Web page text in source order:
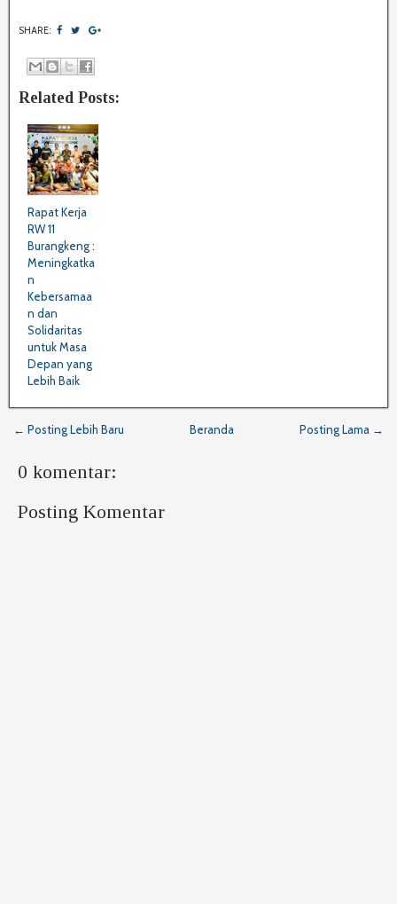
SHARE:
Related Posts:
Rapat Kerja
RW 11
Burangkeng :
Meningkatka
n
Kebersamaa
n dan
Solidaritas
untuk Masa
Depan yang
Lebih Baik
← Posting Lebih Baru Posting Lama →
Beranda
0 komentar:
Posting Komentar